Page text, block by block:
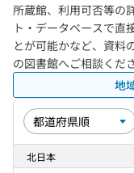
所蔵館、利用可否等の
ト・データベースで直
とが可能かなど、資料
の図書館へご相談くだ
地
北日本